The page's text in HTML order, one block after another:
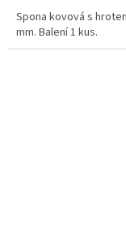
Spona kovová s
mm. Balení 1 kus.